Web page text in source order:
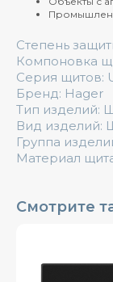
Степень
Компоновка
Серия щитов:
Бренд: Hager
Тип изделий:
Вид изделий:
Группа
Материал
Смотрите